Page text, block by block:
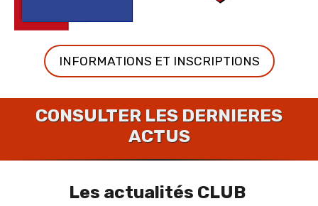
INFORMATIONS ET INSCRIPTIONS
CONSULTER LES DERNIERES
ACTUS
Les actualités CLUB